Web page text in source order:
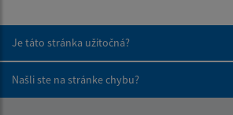
Je táto stránka užitočná?
Našli ste na stránke chybu?